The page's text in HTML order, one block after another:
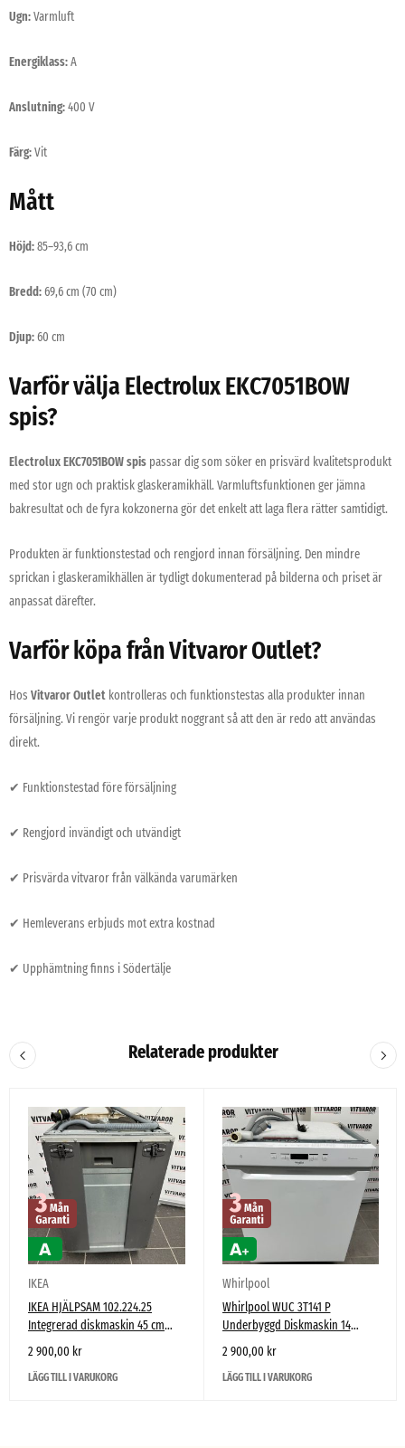
Ugn:Varmluft
Energiklass:A
Anslutning:400 V
Färg:Vit
Mått
Höjd:85–93,6 cm
Bredd:69,6 cm (70 cm)
Djup:60 cm
Varför välja Electrolux EKC7051BOW
spis?
Electrolux EKC7051BOW spis passar dig som söker en prisvärd kvalitetsprodukt
med stor ugn och praktisk glaskeramikhäll. Varmluftsfunktionen ger jämna
bakresultat och de fyra kokzonerna gör det enkelt att laga flera rätter samtidigt.
Produkten är funktionstestad och rengjord innan försäljning. Den mindre
sprickan i glaskeramikhällen är tydligt dokumenterad på bilderna och priset är
anpassat därefter.
Varför köpa från Vitvaror Outlet?
Hos Vitvaror Outlet kontrolleras och funktionstestas alla produkter innan
försäljning. Vi rengör varje produkt noggrant så att den är redo att användas
direkt.
✔ Funktionstestad före försäljning
✔ Rengjord invändigt och utvändigt
✔ Prisvärda vitvaror från välkända varumärken
✔ Hemleverans erbjuds mot extra kostnad
✔ Upphämtning finns i Södertälje
Relaterade produkter
IKEA
IKEA HJÄLPSAM 102.224.25
Integrerad diskmaskin 45 cm
(tillverkad av Electrolux)
2 900,00 kr
LÄGG TILL I VARUKORG
Whirlpool
Whirlpool WUC 3T141 P
Underbyggd Diskmaskin 14
Kuvert PowerClean
2 900,00 kr
LÄGG TILL I VARUKORG